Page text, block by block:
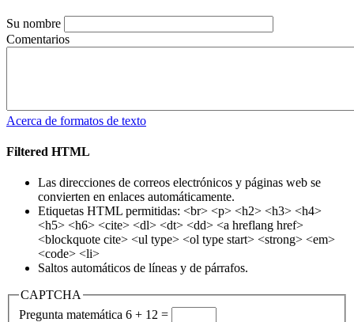
Su nombre
Comentarios
Acerca de formatos de texto
Filtered HTML
Las direcciones de correos electrónicos y páginas web se
convierten en enlaces automáticamente.
Etiquetas HTML permitidas: <br> <p> <h2> <h3> <h4>
<h5> <h6> <cite> <dl> <dt> <dd> <a hreflang href>
<blockquote cite> <ul type> <ol type start> <strong> <em>
<code> <li>
Saltos automáticos de líneas y de párrafos.
CAPTCHA
Pregunta matemática 6 + 12 =